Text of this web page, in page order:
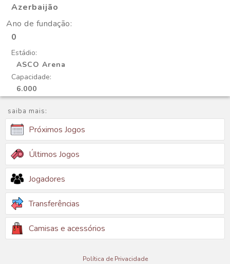
Azerbaijão
Ano de fundação:
0
Estádio:
ASCO Arena
Capacidade:
6.000
saiba mais:
Próximos Jogos
Últimos Jogos
Jogadores
Transferências
Camisas e acessórios
Política de Privacidade